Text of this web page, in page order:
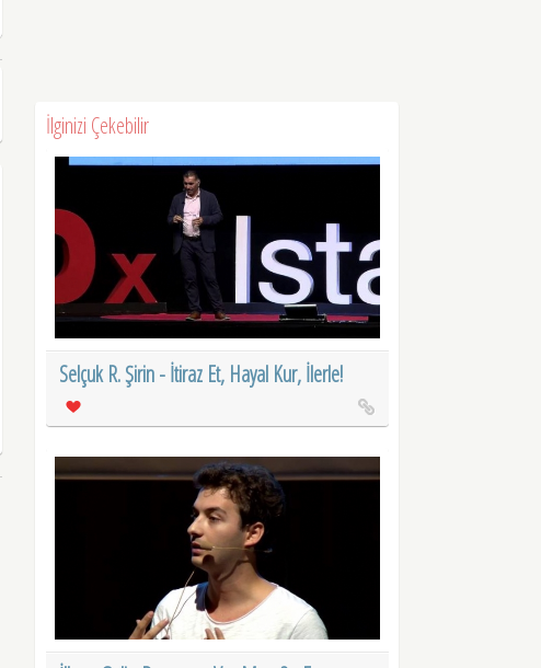
İlginizi Çekebilir
Selçuk R. Şirin - İtiraz Et, Hayal Kur, İlerle!